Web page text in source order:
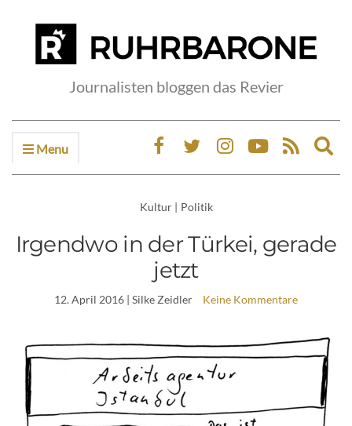
Journalisten bloggen das Revier
Menu
Kultur | Politik
Irgendwo in der Türkei, gerade
jetzt
12. April 2016 | Silke Zeidler Keine Kommentare